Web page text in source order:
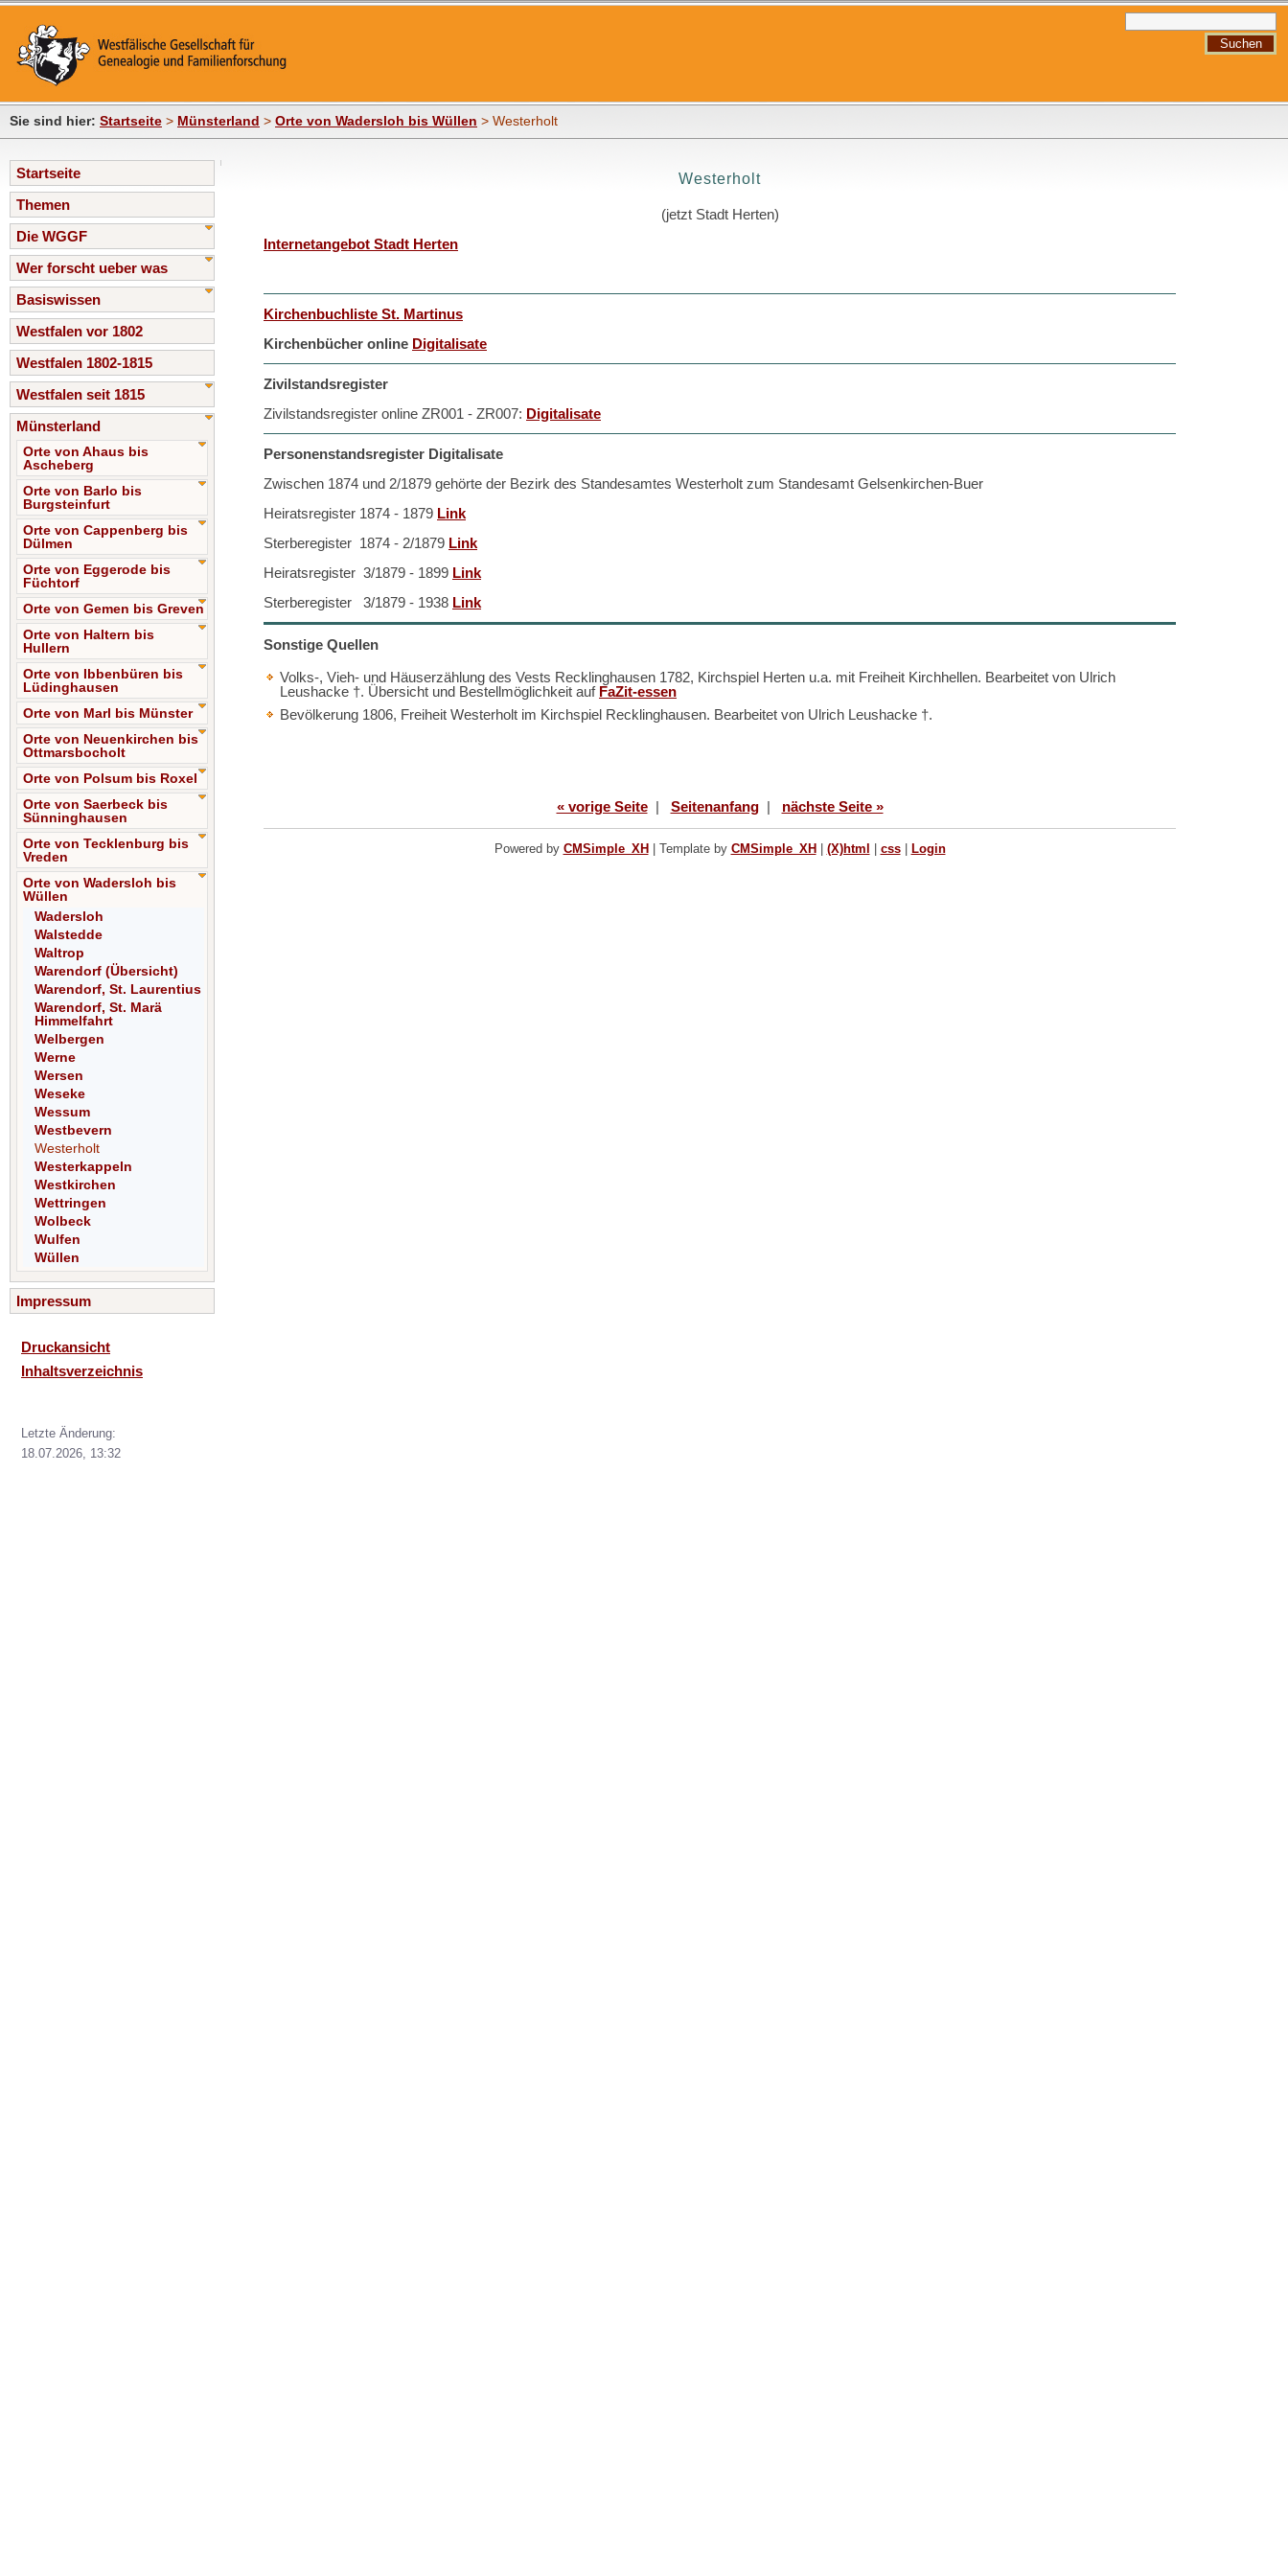
Sie sind hier: Startseite > Münsterland > Orte von Wadersloh bis Wüllen > Westerholt
Startseite
Themen
Die WGGF
Wer forscht ueber was
Basiswissen
Westfalen vor 1802
Westfalen 1802-1815
Westfalen seit 1815
Münsterland
Orte von Ahaus bis
Ascheberg
Orte von Barlo bis
Burgsteinfurt
Orte von Cappenberg bis
Dülmen
Orte von Eggerode bis
Füchtorf
Orte von Gemen bis Greven
Orte von Haltern bis
Hullern
Orte von Ibbenbüren bis
Lüdinghausen
Orte von Marl bis Münster
Orte von Neuenkirchen bis
Ottmarsbocholt
Orte von Polsum bis Roxel
Orte von Saerbeck bis
Sünninghausen
Orte von Tecklenburg bis
Vreden
Orte von Wadersloh bis
Wüllen
Wadersloh
Walstedde
Waltrop
Warendorf (Übersicht)
Warendorf, St. Laurentius
Warendorf, St. Marä
Himmelfahrt
Welbergen
Werne
Wersen
Weseke
Wessum
Westbevern
Westerholt
Westerkappeln
Westkirchen
Wettringen
Wolbeck
Wulfen
Wüllen
Impressum
Druckansicht
Inhaltsverzeichnis
Letzte Änderung:
18.07.2026, 13:32
Westerholt
(jetzt Stadt Herten)
Internetangebot Stadt Herten
Kirchenbuchliste St. Martinus
Kirchenbücher online Digitalisate
Zivilstandsregister
Zivilstandsregister online ZR001 - ZR007: Digitalisate
Personenstandsregister Digitalisate
Zwischen 1874 und 2/1879 gehörte der Bezirk des Standesamtes Westerholt zum Standesamt Gelsenkirchen-Buer
Heiratsregister 1874 - 1879 Link
Sterberegister 1874 - 2/1879 Link
Heiratsregister 3/1879 - 1899 Link
Sterberegister 3/1879 - 1938 Link
Sonstige Quellen
Volks-, Vieh- und Häuserzählung des Vests Recklinghausen 1782, Kirchspiel Herten u.a. mit Freiheit Kirchhellen. Bearbeitet von Ulrich
Leushacke †. Übersicht und Bestellmöglichkeit auf FaZit-essen
Bevölkerung 1806, Freiheit Westerholt im Kirchspiel Recklinghausen. Bearbeitet von Ulrich Leushacke †.
« vorige Seite| Seitenanfang| nächste Seite »
Powered by CMSimple_XH Template by CMSimple_XH (X)html css| Login